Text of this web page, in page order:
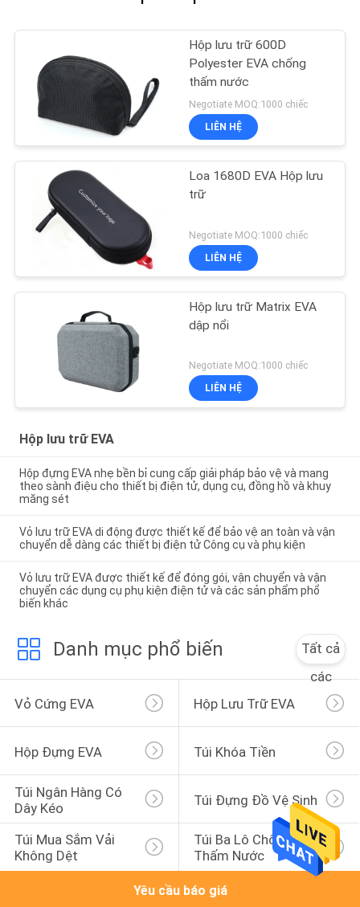
Hộp lưu trữ 600D
Polyester EVA chống
thấm nước
Negotiate MOQ:1000 chiếc
LIÊN HỆ
Loa 1680D EVA Hộp lưu
trữ
Negotiate MOQ:1000 chiếc
LIÊN HỆ
Hộp lưu trữ Matrix EVA
dập nổi
Negotiate MOQ:1000 chiếc
LIÊN HỆ
Hộp lưu trữ EVA
Hộp đựng EVA nhẹ bền bỉ cung cấp giải pháp bảo vệ và mang
theo sành điệu cho thiết bị điện tử, dụng cụ, đồng hồ và khuy
măng sét
Vỏ lưu trữ EVA di động được thiết kế để bảo vệ an toàn và vận
chuyển dễ dàng các thiết bị điện tử Công cụ và phụ kiện
Vỏ lưu trữ EVA được thiết kế để đóng gói, vận chuyển và vận
chuyển các dụng cụ phụ kiện điện tử và các sản phẩm phổ
biến khác
Danh mục phổ biến
Tất cả
các
Vỏ Cứng EVA
Hộp Lưu Trữ EVA
Hộp Đựng EVA Túi Khóa Tiền
Túi Ngân Hàng Có
Dây Kéo
Túi Đựng Đồ Vệ Sinh
Túi Mua Sắm Vải
Không Dệt
Túi Ba Lô Chống
Thấm Nước
Yêu cầu báo giá